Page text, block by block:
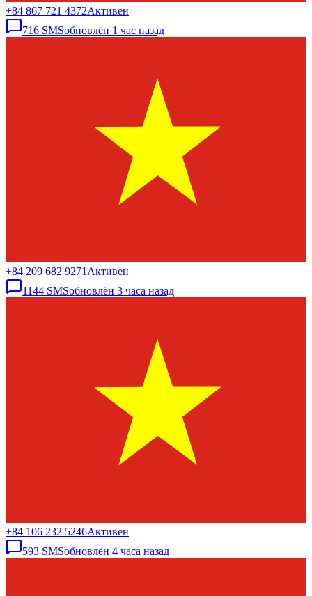
+84 867 721 4372Активен
716 SMSобновлён 1 час назад
+84 209 682 9271 Активен
1144 SMSобновлён 3 часа назад
+84 106 232 5246Активен
593 SMSобновлён 4 часа назад